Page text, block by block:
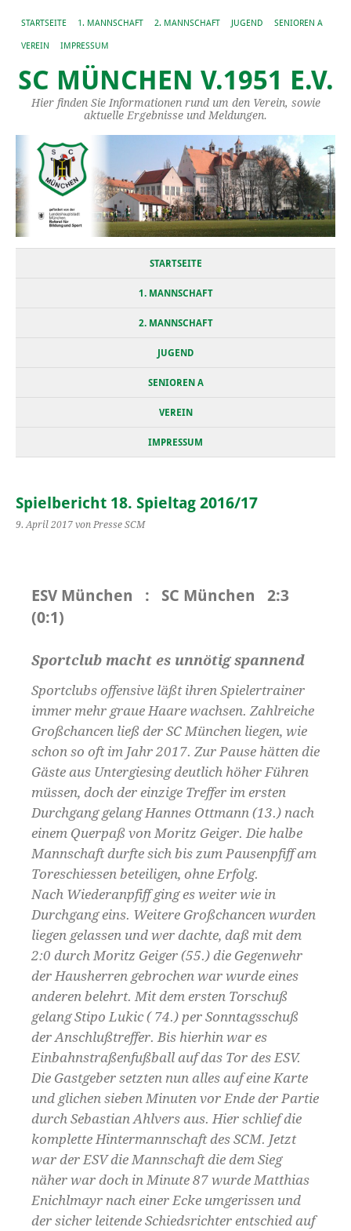
STARTSEITE 1. MANNSCHAFT 2. MANNSCHAFT JUGEND SENIOREN A
VEREIN IMPRESSUM
SC MÜNCHEN V.1951 E.V.
Hier finden Sie Informationen rund um den Verein, sowie
aktuelle Ergebnisse und Meldungen.
STARTSEITE
1. MANNSCHAFT
2. MANNSCHAFT
JUGEND
SENIOREN A
VEREIN
IMPRESSUM
Spielbericht 18. Spieltag 2016/17
9. April 2017 von Presse SCM
ESV München : SC München 2:3
(0:1)
Sportclub macht es unnötig spannend
Sportclubs offensive läßt ihren Spielertrainer
immer mehr graue Haare wachsen. Zahlreiche
Großchancen ließ der SC München liegen, wie
schon so oft im Jahr 2017. Zur Pause hätten die
Gäste aus Untergiesing deutlich höher Führen
müssen, doch der einzige Treffer im ersten
Durchgang gelang Hannes Ottmann (13.) nach
einem Querpaß von Moritz Geiger. Die halbe
Mannschaft durfte sich bis zum Pausenpfiff am
Toreschiessen beteiligen, ohne Erfolg.
Nach Wiederanpfiff ging es weiter wie in
Durchgang eins. Weitere Großchancen wurden
liegen gelassen und wer dachte, daß mit dem
2:0 durch Moritz Geiger (55.) die Gegenwehr
der Hausherren gebrochen war wurde eines
anderen belehrt. Mit dem ersten Torschuß
gelang Stipo Lukic ( 74.) per Sonntagsschuß
der Anschlußtreffer. Bis hierhin war es
Einbahnstraßenfußball auf das Tor des ESV.
Die Gastgeber setzten nun alles auf eine Karte
und glichen sieben Minuten vor Ende der Partie
durch Sebastian Ahlvers aus. Hier schlief die
komplette Hintermannschaft des SCM. Jetzt
war der ESV die Mannschaft die dem Sieg
näher war doch in Minute 87 wurde Matthias
Enichlmayr nach einer Ecke umgerissen und
der sicher leitende Schiedsrichter entschied auf